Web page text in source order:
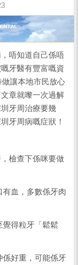
唔知道自己係唔
嘅牙醫有豐富嘅資
讓本地市民放心
章就嚟一次過解
牙周治療要幾
牙周病嘅症狀！
檢查下係咪要做
血，多數係牙肉
覺得粒牙「鬆鬆
係好重，可能係牙